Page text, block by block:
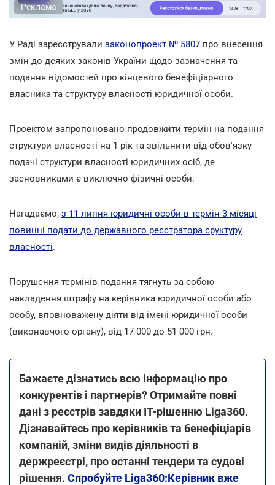
Реклама
У Раді зареєстрували законопроект № 5807 про внесення
змін до деяких законів України щодо зазначення та
подання відомостей про кінцевого бенефіціарного
власника та структуру власності юридичної особи.
Проектом запропоновано продовжити термін на подання
структури власності на 1 рік та звільнити від обов'язку
подачі структури власності юридичних осіб, де
засновниками є виключно фізичні особи.
Нагадаємо, з 11 липня юридичні особи в термін 3 місяці
повинні подати до державного реєстратора сруктуру
власності.
Порушення термінів подання тягнуть за собою
накладення штрафу на керівника юридичної особи або
особу, вповноважену діяти від імені юридичної особи
(виконавчого органу), від 17 000 до 51 000 грн.
Бажаєте дізнатись всю інформацію про
конкурентів і партнерів? Отримайте повні
дані з реєстрів завдяки IT-рішенню Liga360.
Дізнавайтесь про керівників та бенефіціарів
компаній, зміни видів діяльності в
держреєстрі, про останні тендери та судові
рішення. Спробуйте Liga360:Керівник вже